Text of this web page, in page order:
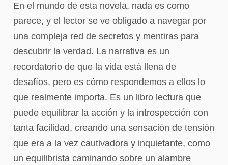
En el mundo de esta novela, nada es como
parece, y el lector se ve obligado a navegar por
una compleja red de secretos y mentiras para
descubrir la verdad. La narrativa es un
recordatorio de que la vida está llena de
desafíos, pero es cómo respondemos a ellos lo
que realmente importa. Es un libro lectura que
puede equilibrar la acción y la introspección con
tanta facilidad, creando una sensación de tensión
que era a la vez cautivadora y inquietante, como
un equilibrista caminando sobre un alambre